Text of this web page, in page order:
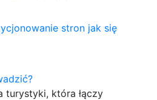
stron jak się
turystyki, która łączy